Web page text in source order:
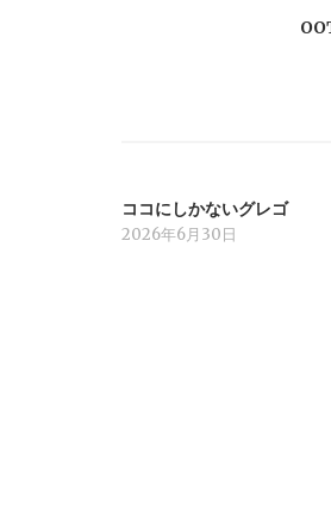
ョ
ココにしかないグレゴ
2026年6月30日